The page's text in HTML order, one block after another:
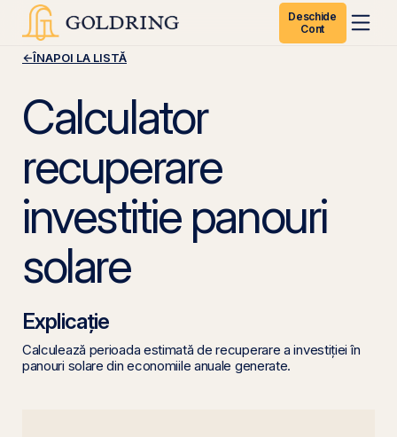
Deschide
Cont
←ÎNAPOI LA LISTĂ
Calculator
recuperare
investitie panouri
solare
Explicație
Calculează perioada estimată de recuperare a investiției în
panouri solare din economiile anuale generate.